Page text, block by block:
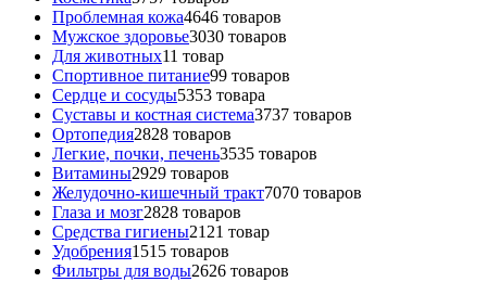
Проблемная кожа4646 товаров
Мужское здоровье3030 товаров
Для животных11 товар
Спортивное питание99 товаров
Сердце и сосуды5353 товара
Суставы и костная система3737 товаров
Ортопедия2828 товаров
Легкие, почки, печень3535 товаров
Витамины2929 товаров
Желудочно-кишечный тракт7070 товаров
Глаза и мозг2828 товаров
Средства гигиены2121 товар
Удобрения1515 товаров
Фильтры для воды2626 товаров